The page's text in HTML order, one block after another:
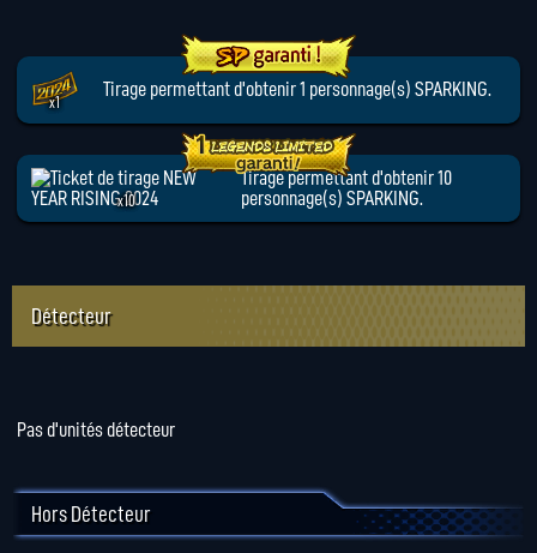
x1
Tirage permettant d'obtenir 1 personnage(s) SPARKING.
x10
Tirage permettant d'obtenir 10
personnage(s) SPARKING.
Détecteur
Pas d'unités détecteur
Hors Détecteur